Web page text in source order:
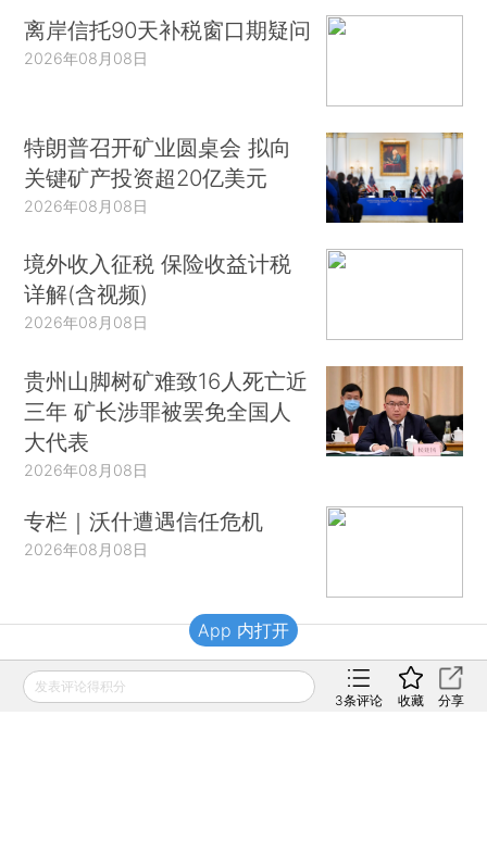
离岸信托90天补税窗口期疑问
2026年08月08日
特朗普召开矿业圆桌会 拟向
关键矿产投资超20亿美元
2026年08月08日
境外收入征税 保险收益计税
详解(含视频)
2026年08月08日
贵州山脚树矿难致16人死亡近
三年 矿长涉罪被罢免全国人
大代表
2026年08月08日
专栏｜沃什遭遇信任危机
2026年08月08日
财新移动
发表评论得积分
3条评论 收藏 分享
App 内打开